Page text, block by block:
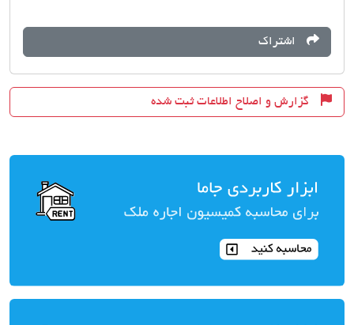
اشتراک
گزارش و اصلاح اطلاعات ثبت شده